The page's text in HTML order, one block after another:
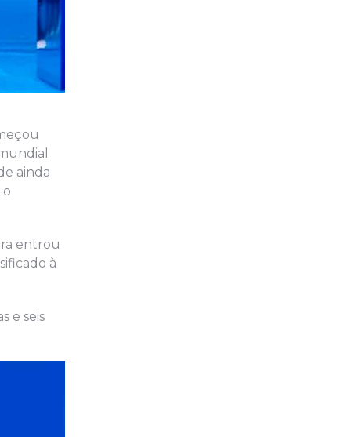
ainda
o
entrou
à
e seis